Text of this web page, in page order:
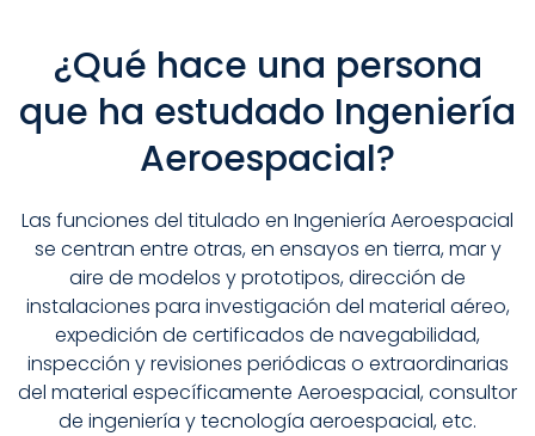
¿Qué hace una persona
que ha estudado Ingeniería
Aeroespacial?
Las funciones del titulado en Ingeniería Aeroespacial
se centran entre otras, en ensayos en tierra, mar y
aire de modelos y prototipos, dirección de
instalaciones para investigación del material aéreo,
expedición de certificados de navegabilidad,
inspección y revisiones periódicas o extraordinarias
del material específicamente Aeroespacial, consultor
de ingeniería y tecnología aeroespacial, etc.